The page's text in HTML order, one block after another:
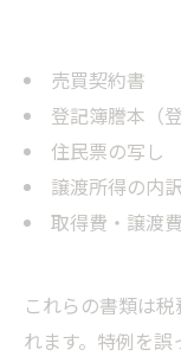
売買契約書
登記簿謄本（
住民票の写し
譲渡所得の内
取得費・譲渡
これらの書類は
れます。特例を